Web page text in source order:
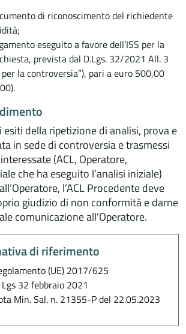
di riconoscimento del richiedente
eseguito a favore dell’ISS per la
prevista dal D.Lgs. 32/2021 All. 3
per la controversia”), pari a euro 500,00
esiti della ripetizione di analisi, prova e
in sede di controversia e trasmessi
(ACL, Operatore,
che ha eseguito l’analisi iniziale)
l’ACL Procedente deve
giudizio di non conformità e darne
comunicazione all’Operatore.
di riferimento
(UE) 2017/625
Lgs 32 febbraio 2021
Min. Sal. n. 21355-P del 22.05.2023